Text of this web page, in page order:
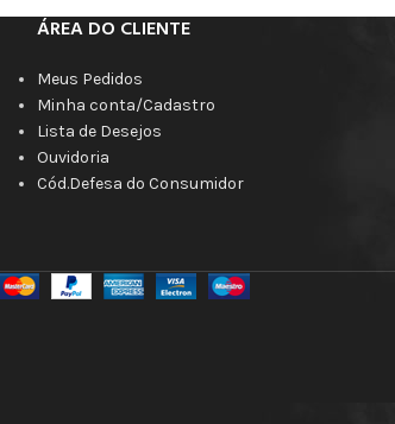
ÁREA DO CLIENTE
Meus Pedidos
Minha conta/Cadastro
Lista de Desejos
Ouvidoria
Cód.Defesa do Consumidor